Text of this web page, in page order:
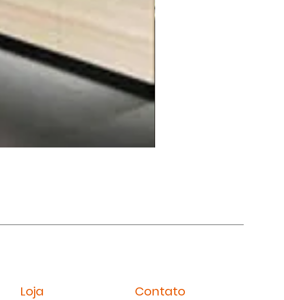
Loja Contato